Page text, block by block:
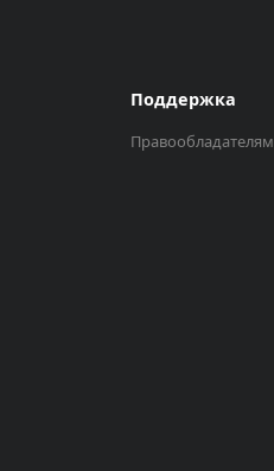
Поддержка
Правообладателям